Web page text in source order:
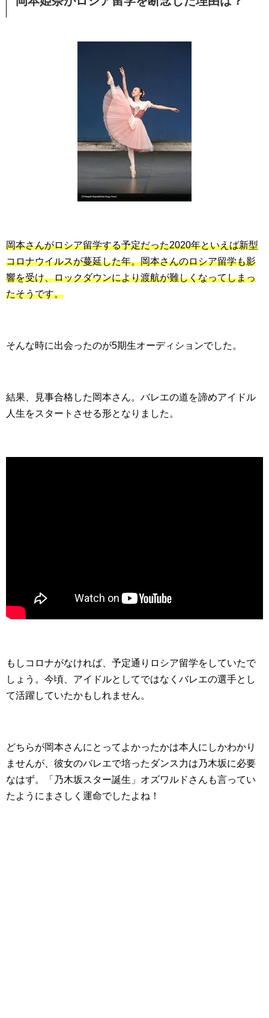
岡本さんがロシア留学する予定だった2020年といえば新型
コロナウイルスが蔓延した年。岡本さんのロシア留学も影
響を受け、ロックダウンにより渡航が難しくなってしまっ
たそうです。
そんな時に出会ったのが5期生オーディションでした。
結果、見事合格した岡本さん。バレエの道を諦めアイドル
人生をスタートさせる形となりました。
もしコロナがなければ、予定通りロシア留学をしていたで
しょう。今頃、アイドルとしてではなくバレエの選手とし
て活躍していたかもしれません。
どちらが岡本さんにとってよかったかは本人にしかわかり
ませんが、彼女のバレエで培ったダンス力は乃木坂に必要
なはず。「乃木坂スター誕生」オズワルドさんも言ってい
たようにまさしく運命でしたよね！